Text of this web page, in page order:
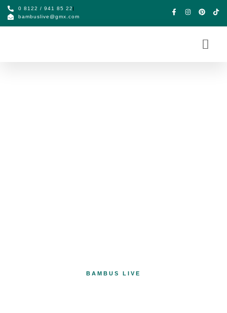
0 8122 / 941 85 22
bambuslive@gmx.com
BAMBUS LIVE